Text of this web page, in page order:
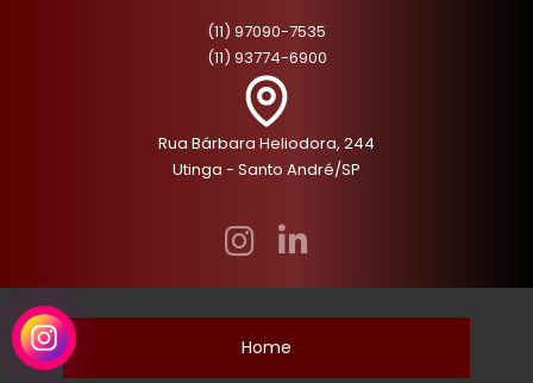
(11) 97090-7535
(11) 93774-6900
Rua Bárbara Heliodora, 244
Utinga - Santo André/SP
Home